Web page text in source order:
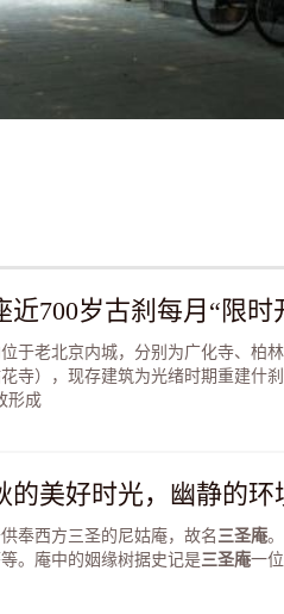
700岁古刹每月“限时
于老北京内城，分别为广化寺、柏
寺），现存建筑为光绪时期重建什
形成
奉西方三圣的尼姑庵，故名 三圣庵
。庵中的姻缘树据史记是三圣庵一